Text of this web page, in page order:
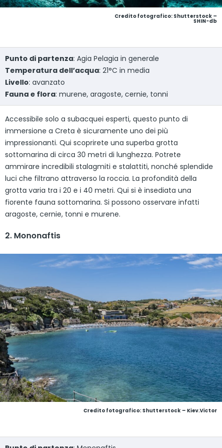
Credito fotografico: Shutterstock –
SHIN-db
Punto di partenza: Agia Pelagia in generale
Temperatura dell’acqua: 21°C in media
Livello: avanzato
Fauna e flora: murene, aragoste, cernie, tonni
Accessibile solo a subacquei esperti, questo punto di
immersione a Creta è sicuramente uno dei più
impressionanti. Qui scoprirete una superba grotta
sottomarina di circa 30 metri di lunghezza. Potrete
ammirare incredibili stalagmiti e stalattiti, nonché splendide
luci che filtrano attraverso la roccia. La profondità della
grotta varia tra i 20 e i 40 metri. Qui si è insediata una
fiorente fauna sottomarina. Si possono osservare infatti
aragoste, cernie, tonni e murene.
2. Mononaftis
Credito fotografico: Shutterstock – Kiev.Victor